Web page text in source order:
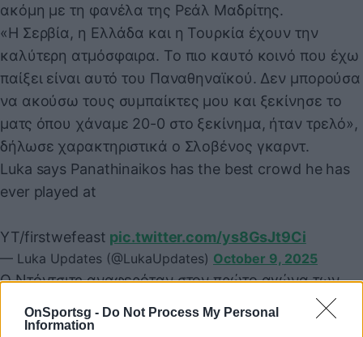
OnSportsg - Do Not Process My Personal
Information
ακόμη με τη φανέλα της Ρεάλ Μαδρίτης.
«Η Σερβία, η Ελλάδα και η Τουρκία έχουν την
καλύτερη ατμόσφαιρα. Το πιο καυτό κοινό που έχω
παίξει είναι αυτό του Παναθηναϊκού. Δεν μπορούσα
να ακούσω τους συμπαίκτες μου και ξεκίνησε το
ματς όπου χάναμε 20-0 στο ξεκίνημα, ήταν τρελό»,
δήλωσε χαρακτηριστικά ο Σλοβένος γκαρντ.
Luka says Panathinaikos has the best crowd he has
ever played at
YT/firstwefeast pic.twitter.com/ys8GsJt9Ci
— Luka Updates (@LukaUpdates) October 9, 2025
Ο Ντόντσιτς αναφερόταν στον πρώτο αγώνα των
Απριλίου ο Παναθηναϊκός είχε διαλύσει τη Ρεάλ